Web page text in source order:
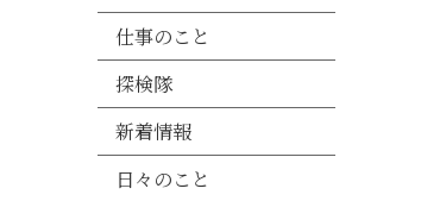
仕事のこと
探検隊
新着情報
日々のこと